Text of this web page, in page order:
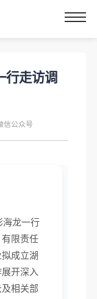
行走访调
信公众号
海龙一行
限责任
成立湖
开深入
相关部